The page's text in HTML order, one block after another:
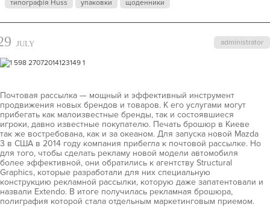
типографія Huss
упаковки щоденники
administrator
JULY
Почтовая рассылка — мощный и эффективный инструмент
продвижения новых брендов и товаров. К его услугами могут
прибегать как малоизвестные бренды, так и состоявшиеся
игроки, давно известные покупателю. Печать брошюр в Киеве
так же востребована, как и за океаном. Для запуска новой Mazda
3 в США в 2014 году компания прибегла к почтовой рассылке. Но
для того, чтобы сделать рекламу новой модели автомобиля
более эффективной, они обратились к агентству Structural
Graphics, которые разработали для них специальную
конструкцию рекламной рассылки, которую даже запатентовали и
назвали Extendo. В итоге получилась рекламная брошюра,
полиграфия которой стала отдельным маркетинговым приемом.